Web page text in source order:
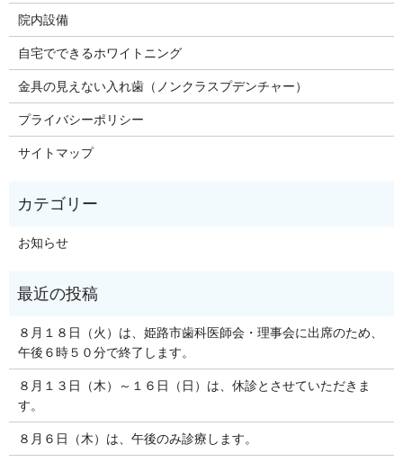
院内設備
自宅でできるホワイトニング
金具の見えない入れ歯（ノンクラスプデンチャー）
プライバシーポリシー
サイトマップ
お知らせ
８月１８日（火）は、姫路市歯科医師会・理事会に出席のため、
午後６時５０分で終了します。
８月１３日（木）～１６日（日）は、休診とさせていただきま
す。
８月６日（木）は、午後のみ診療します。